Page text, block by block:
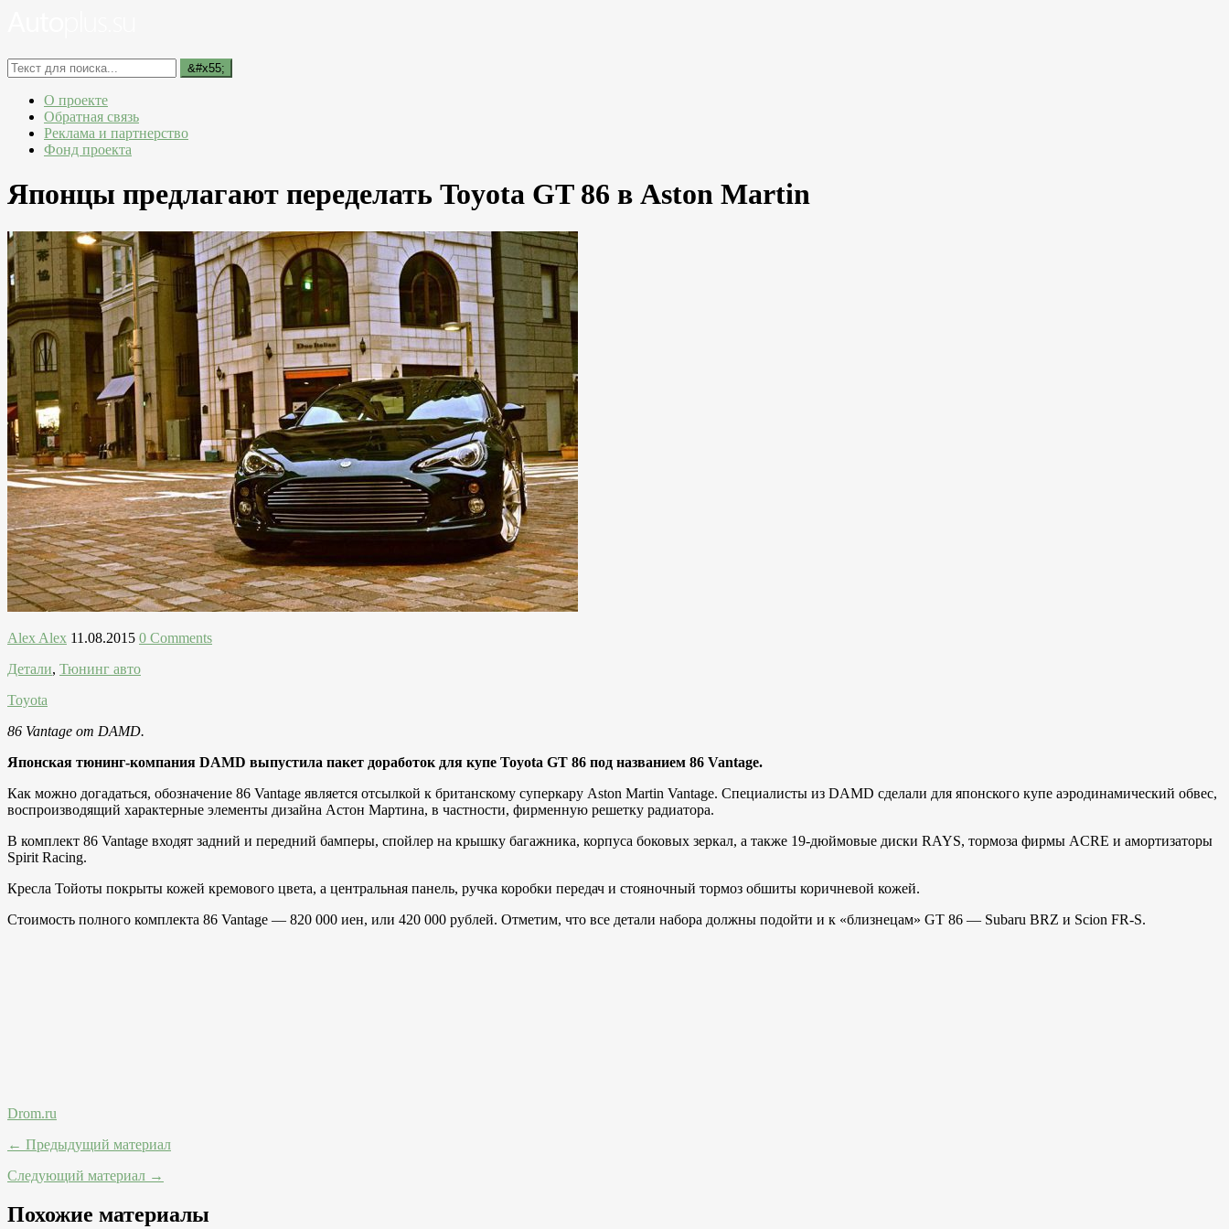
О проекте
Обратная связь
Реклама и партнерство
Фонд проекта
Японцы предлагают переделать Toyota GT 86 в Aston Martin
Alex Alex 11.08.2015 0 Comments
Детали, Тюнинг авто
Toyota
86 Vantage от DAMD.
Японская тюнинг-компания DAMD выпустила пакет доработок для купе Toyota GT 86 под названием 86 Vantage.
Как можно догадаться, обозначение 86 Vantage является отсылкой к британскому суперкару Aston Martin Vantage. Специалисты из DAMD сделали для японского купе аэродинамический обвес,
воспроизводящий характерные элементы дизайна Астон Мартина, в частности, фирменную решетку радиатора.
В комплект 86 Vantage входят задний и передний бамперы, спойлер на крышку багажника, корпуса боковых зеркал, а также 19-дюймовые диски RAYS, тормоза фирмы ACRE и амортизаторы
Spirit Racing.
Кресла Тойоты покрыты кожей кремового цвета, а центральная панель, ручка коробки передач и стояночный тормоз обшиты коричневой кожей.
Стоимость полного комплекта 86 Vantage — 820 000 иен, или 420 000 рублей. Отметим, что все детали набора должны подойти и к «близнецам» GT 86 — Subaru BRZ и Scion FR-S.
Drom.ru
← Предыдущий материал
Следующий материал →
Похожие материалы